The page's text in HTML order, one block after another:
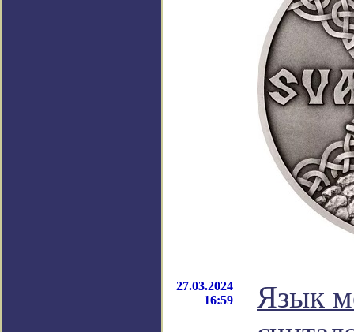
27.03.2024
16:59
Язык